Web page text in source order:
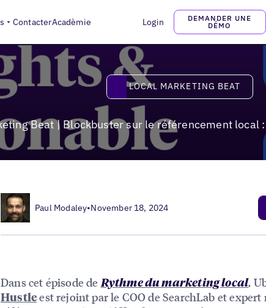
ContacterAcadèmie Login
DEMANDER UNE
DÉMO
Beat | Blockbuster sur le référencement local : idées et
Local Marketing
LOCAL MARKETING BEAT
Beat | Blockbuster sur le référencement local
Paul Modaley•November 18, 2024
Dans cet épisode de Rythme du marketing local,
Hustle est rejoint par le COO de SearchLab et expert